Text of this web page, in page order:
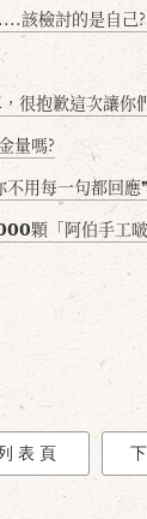
該檢討的是自己
很抱歉這次讓你
量嗎?
用每一句都回應
啵魚卵爆擊蛋餃」台北已被
表頁